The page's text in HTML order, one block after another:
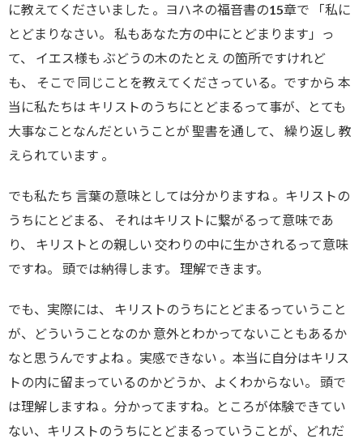
に教えてくださいました 。ヨハネの福音書の15章で 「私に
とどまりなさい。 私もあなた方の中にとどまります」っ
て、 イエス様も ぶどうの木のたとえ の箇所ですけれど
も、 そこで 同じことを教えてくださっている。ですから 本
当に私たちは キリストのうちにとどまるって事が、とても
大事なことなんだということが 聖書を通して、 繰り返し 教
えられています 。
でも私たち 言葉の意味としては分かりますね 。キリストの
うちにとどまる、 それはキリストに繋がるって意味であ
り、 キリストとの親しい 交わりの中に生かされるって意味
ですね。 頭では納得します。 理解できます。
でも、実際には、 キリストのうちにとどまるっていうこと
が、どういうことなのか 意外とわかってないこともあるか
なと思うんですよね 。実感できない 。本当に自分はキリス
トの内に留まっているのかどうか、よくわからない。 頭で
は理解しますね 。分かってますね。ところが体験できてい
ない、キリストのうちにとどまるっていうことが、どれだ